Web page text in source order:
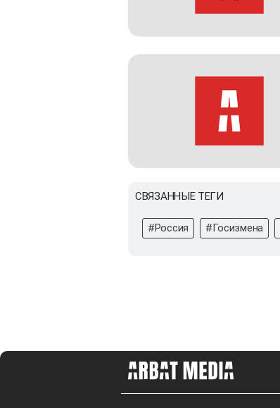
СВЯЗАННЫЕ ТЕГИ
#Россия #Госизмена